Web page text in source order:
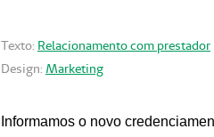
Texto: Relacionamento com prestador
Design: Marketing
Informamos o novo